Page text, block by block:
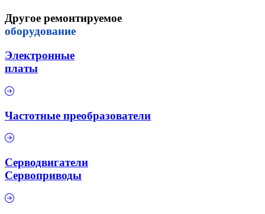
Другое ремонтируемое
оборудование
Электронные
платы
Частотные преобразователи
Серводвигатели
Сервоприводы